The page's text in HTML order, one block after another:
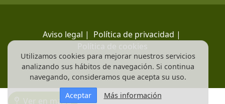
Ver en mapa
Aviso legal | Política de privacidad |
Política de cookies
Utilizamos cookies para mejorar nuestros servicios
analizando sus hábitos de navegación. Si continua
navegando, consideramos que acepta su uso.
Aceptar
Más información